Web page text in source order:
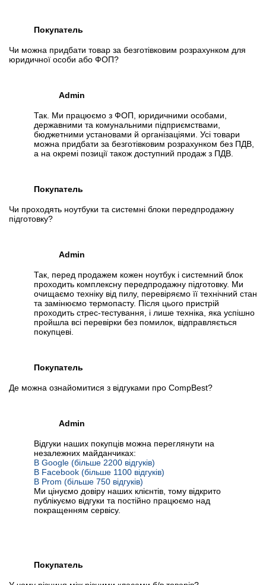
Покупатель
Чи можна придбати товар за безготівковим розрахунком для
юридичної особи або ФОП?
Admin
Так. Ми працюємо з ФОП, юридичними особами,
державними та комунальними підприємствами,
бюджетними установами й організаціями. Усі товари
можна придбати за безготівковим розрахунком без ПДВ,
а на окремі позиції також доступний продаж з ПДВ.
Покупатель
Чи проходять ноутбуки та системні блоки передпродажну
підготовку?
Admin
Так, перед продажем кожен ноутбук і системний блок
проходить комплексну передпродажну підготовку. Ми
очищаємо техніку від пилу, перевіряємо її технічний стан
та замінюємо термопасту. Після цього пристрій
проходить стрес-тестування, і лише техніка, яка успішно
пройшла всі перевірки без помилок, відправляється
покупцеві.
Покупатель
Де можна ознайомитися з відгуками про CompBest?
Admin
Відгуки наших покупців можна переглянути на
незалежних майданчиках:
В Google (більше 2200 відгуків)
В Facebook (більше 1100 відгуків)
В Prom (більше 750 відгуків)
Ми цінуємо довіру наших клієнтів, тому відкрито
публікуємо відгуки та постійно працюємо над
покращенням сервісу.
Покупатель